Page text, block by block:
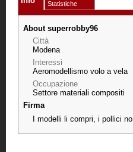
Statistiche
About superrobby96
Città
Modena
Interessi
Aeromodellismo volo a vela
Occupazione
Settore materiali compositi
Firma
I modelli li compri, i pollici no